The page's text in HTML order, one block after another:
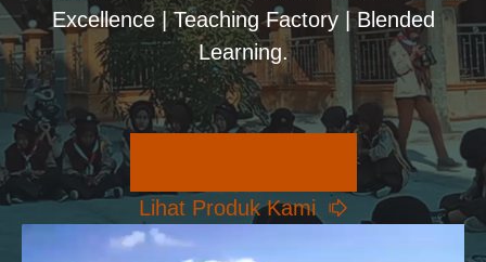
Excellence | Teaching Factory | Blended
Learning.
Lihat Produk Kami